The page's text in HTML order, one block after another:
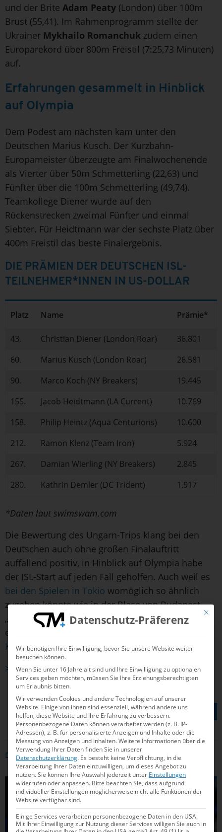
und der Brite Adam Peaty (London) über 100m
Brust (55,41). Im Rahmenprogramm stellte der
Ukrainer Mykhailo Romanchuk zudem einen
Europarekord über 800m Freistil (7:25,73 Minuten)
auf.
Erfahrungen gesammelt in Hinblick
auf Olympia
Dem Podest am nächsten kam unter den
Deutschen Marius Kusch. Der Kurzbahn-
Europameister überzeugte am Finalwochenende
als Vierter über 50m Schmetterling (22,63) und
Fünfter über die 100m Schmetterling (49,74).
Teamkollege Diener wurde auf den
Rückenstrecken zweimal Fünfter und einmal
Siebter. Für Heidtmann war der sechste Platz über
400m Freistil das beste Finalergebnis.
DIE PRÄMIEN DER DEUTSCHEN ISL-
TEILNEHMER*INNEN IN US-DOLLAR
Platz Name Prämie*
43. Christian Diener (London Roar)
36.801
60.
Marius Kusch (London Roar)
26.581
90.
Marco Koch (NY Breakers)
19.445
155.
Jacob Heidtmann (LA Current)
10.769
158.
Philip Heintz (Aqua Centurions)
10.600
212.
Ramon Klenz (Team Iron)
5.924
267.
Damian Wierling (NY Breakers)
2.845
280.
Kathrin Demler (DC Trident) 1.917
*Daten laut swimswam.com
Die Bewertung des Ungarn-Trips klang bei den
Deutschen auch ohne großen Finalauftritt
auffallend positiv, in Hinblick auf Olympia habe
der ISL-Start auf jeden Fall geholfen. Auch weil es
bei den Spielen in Tokio womöglich so ähnlich
zugehen könnte wie in der Blase von Budapest.
„Deshalb ist es eine gute Simulation, sodass man
eine Idee hat, was da auf uns zukommt“, erklärte
Kusch in der „Welt am Sonntag“.
>> Alle ISL-Ergebnisse auf einen Blick
TEILEN AUF
DAS KÖNNTE DICH AUCH INTERRESSIEREN
SCHWIMMEN
Mit
Datenschutz-Präferenz
Wir benötigen Ihre Einwilligung, bevor Sie unsere Website weiter
besuchen können.
Wenn Sie unter 16 Jahre alt sind und Ihre Einwilligung zu optionalen
Services geben möchten, müssen Sie Ihre Erziehungsberechtigten
um Erlaubnis bitten.
Wir verwenden Cookies und andere Technologien auf unserer
Website. Einige von ihnen sind essenziell, während andere uns
helfen, diese Website und Ihre Erfahrung zu verbessern.
Personenbezogene Daten können verarbeitet werden (z. B. IP-
Adressen), z. B. für personalisierte Anzeigen und Inhalte oder die
Messung von Anzeigen und Inhalten.Weitere Informationen über die
Verwendung Ihrer Daten finden Sie in unserer
Datenschutzerklärung. Es besteht keine Verpflichtung, in die
Verarbeitung Ihrer Daten einzuwilligen, um dieses Angebot zu
nutzen.Sie können Ihre Auswahl jederzeit unter Einstellungen
widerrufen oder anpassen. Bitte beachten Sie, dass aufgrund
individueller Einstellungen möglicherweise nicht alle Funktionen der
Website verfügbar sind.
Einige Services verarbeiten personenbezogene Daten in den USA.
Mit Ihrer Einwilligung zur Nutzung dieser Services willigen Sie auch in